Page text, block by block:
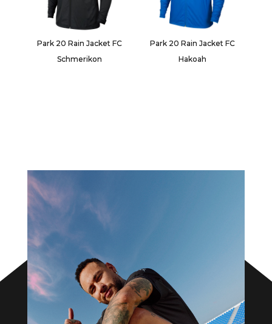
Park 20 Rain Jacket FC
Schmerikon
Park 20 Rain Jacket FC
Hakoah